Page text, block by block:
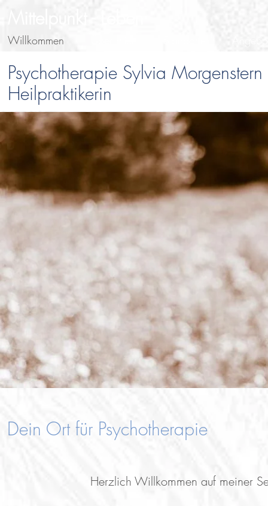
Willkommen
Dein Ort für Psychotherapie
Herzlich Willkommen auf meiner
Psychotherapie Sylvia Morgenstern
Heilpraktikerin